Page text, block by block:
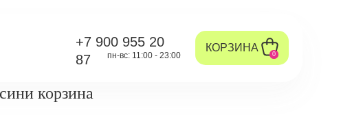
+7 900 955 20
87
пн-вс: 11:00 - 23:00
КОРЗИНА
0
корзина